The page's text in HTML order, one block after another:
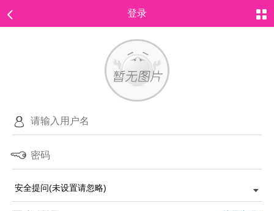
登录